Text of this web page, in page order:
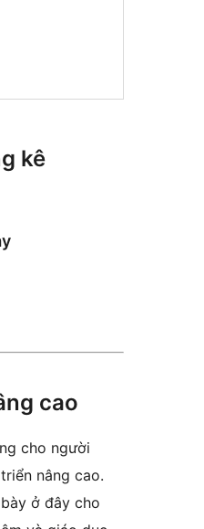
kê
cao
cho người
nâng cao.
ở đây cho